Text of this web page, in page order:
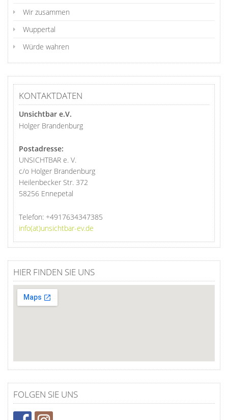
Wir zusammen
Wuppertal
Würde wahren
KONTAKTDATEN
Unsichtbar e.V.
Holger Brandenburg
Postadresse:
UNSICHTBAR e. V.
c/o Holger Brandenburg
Heilenbecker Str. 372
58256 Ennepetal
Telefon: +4917634347385
info(at)unsichtbar-ev.de
HIER FINDEN SIE UNS
FOLGEN SIE UNS